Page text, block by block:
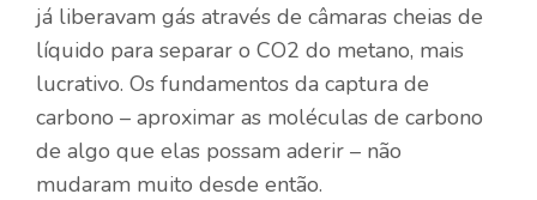
já liberavam gás através de câmaras cheias de
líquido para separar o CO2 do metano, mais
lucrativo. Os fundamentos da captura de
carbono – aproximar as moléculas de carbono
de algo que elas possam aderir – não
mudaram muito desde então.